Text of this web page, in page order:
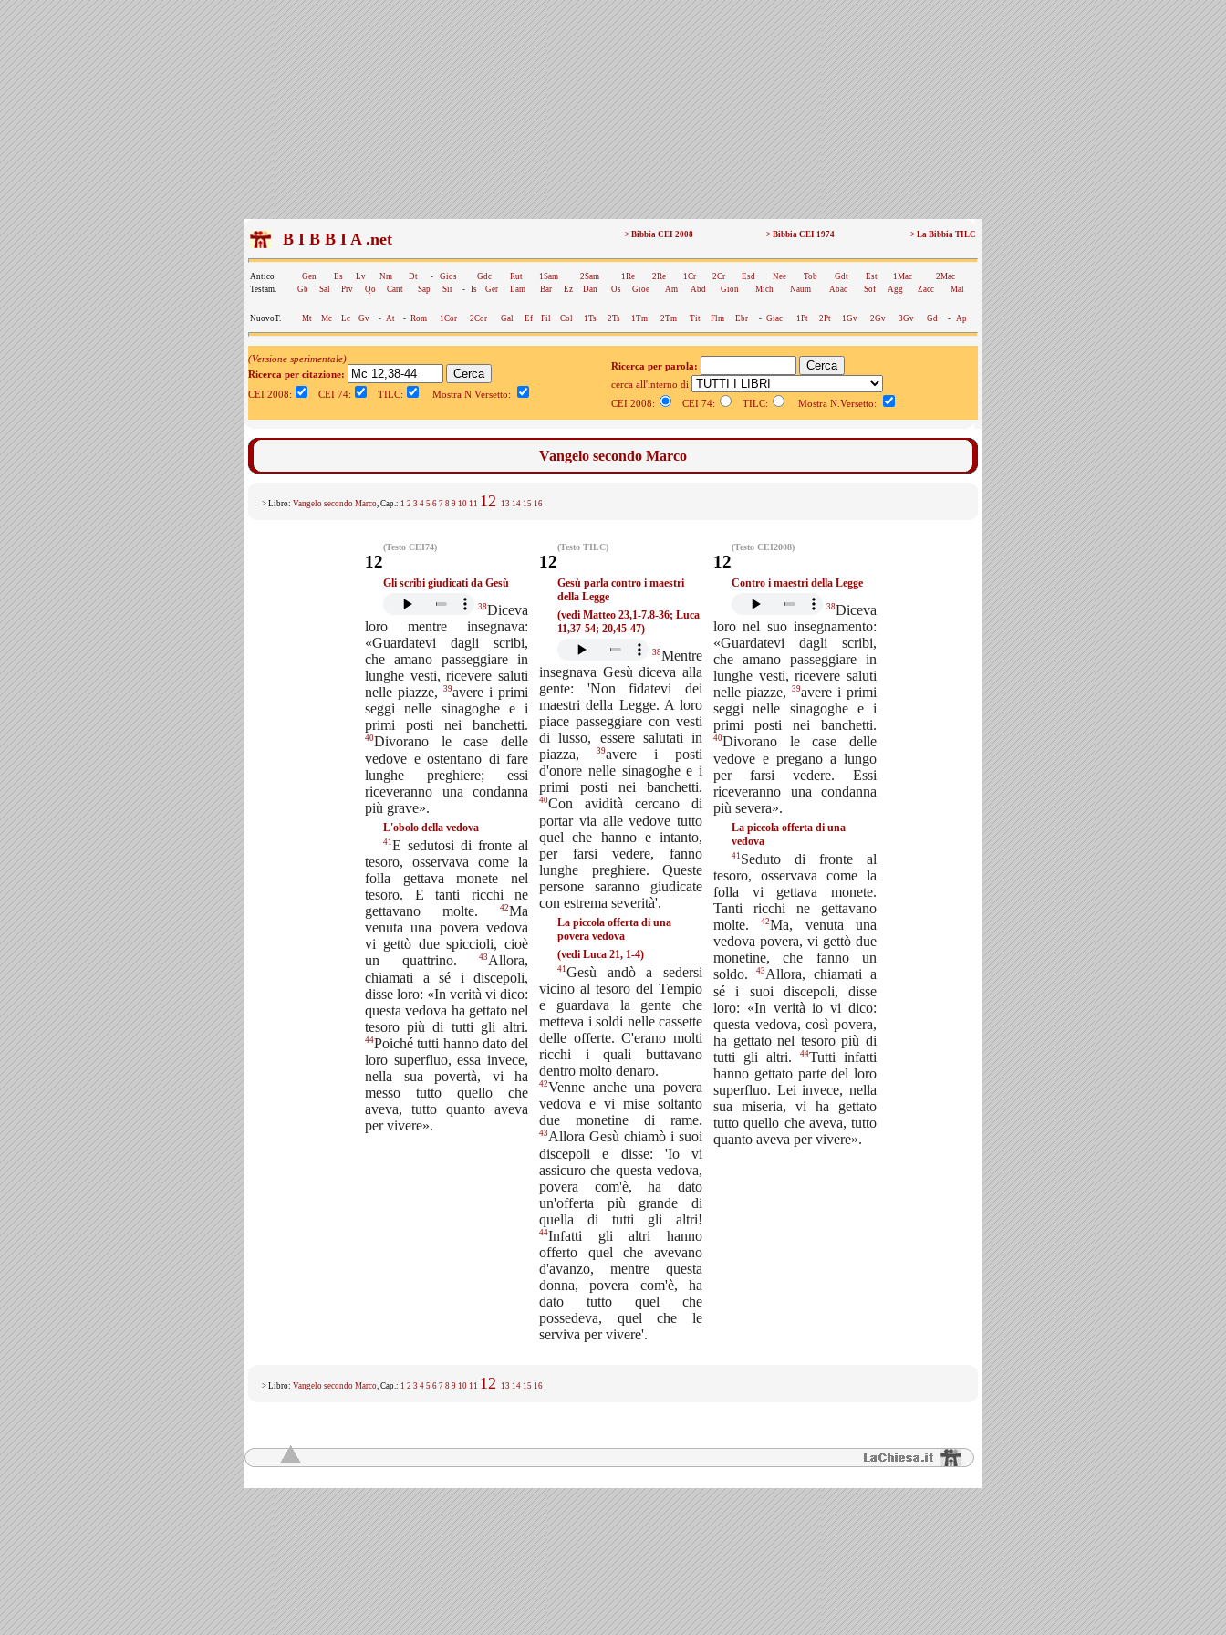
B I B B I A .net > Bibbia CEI 2008 > Bibbia CEI 1974 > La Bibbia TILC
Antico Gen Es Lv Nm Dt - Gios Gdc Rut 1Sam 2Sam 1Re 2Re 1Cr 2Cr Esd Nee Tob Gdt Est 1Mac
2Mac
Testam.
Gb Sal Prv Qo Cant Sap Sir - Is Ger Lam Bar Ez Dan Os Gioe Am Abd Gion Mich Naum Abac Sof Agg Zacc Mal
NuovoT. Mt Mc Lc Gv - At - Rom 1Cor 2Cor Gal Ef Fil Col 1Ts 2Ts 1Tm 2Tm Tit Flm Ebr - Giac 1Pt 2Pt 1Gv 2Gv 3Gv Gd - Ap
(Versione sperimentale)
Ricerca per citazione:
CEI 2008:
CEI 74: TILC: Mostra N.Versetto:
Ricerca per parola:
cerca all'interno di
CEI 2008:
CEI 74: TILC: Mostra N.Versetto:
Vangelo secondo Marco
> Libro: Vangelo secondo Marco, Cap.: 1 2 3 4 5 6 7 8 9 10 11 12 13 14 15 16
(Testo CEI74)
12
Gli scribi giudicati da Gesù
38Diceva
loro mentre insegnava:
«Guardatevi dagli scribi,
che amano passeggiare in
lunghe vesti, ricevere saluti
nelle piazze,
39avere i primi
seggi nelle sinagoghe e i
primi posti nei banchetti.
40Divorano le case delle
vedove e ostentano di fare
lunghe preghiere; essi
riceveranno una condanna
più grave».
L'obolo della vedova
41 E sedutosi di fronte al
tesoro, osservava come la
folla gettava monete nel
tesoro. E tanti ricchi ne
gettavano molte.
42Ma
venuta una povera vedova
vi gettò due spiccioli, cioè
un quattrino.
43Allora,
chiamati a sé i discepoli,
disse loro: «In verità vi dico:
questa vedova ha gettato nel
tesoro più di tutti gli altri.
44Poiché tutti hanno dato del
loro superfluo, essa invece,
nella sua povertà, vi ha
messo tutto quello che
aveva, tutto quanto aveva
per vivere».
(Testo TILC)
12
Gesù parla contro i maestri
della Legge
(vedi Matteo 23,1-7.8-36; Luca
11,37-54; 20,45-47)
38Mentre
insegnava Gesù diceva alla
gente: 'Non fidatevi dei
maestri della Legge. A loro
piace passeggiare con vesti
di lusso, essere salutati in
piazza,
39avere i posti
d'onore nelle sinagoghe e i
primi posti nei banchetti.
40Con avidità cercano di
portar via alle vedove tutto
quel che hanno e intanto,
per farsi vedere, fanno
lunghe preghiere. Queste
persone saranno giudicate
con estrema severità'.
La piccola offerta di una
povera vedova
(vedi Luca 21, 1-4)
41 Gesù andò a sedersi
vicino al tesoro del Tempio
e guardava la gente che
metteva i soldi nelle cassette
delle offerte. C'erano molti
ricchi i quali buttavano
dentro molto denaro.
42Venne anche una povera
vedova e vi mise soltanto
due monetine di rame.
43Allora Gesù chiamò i suoi
discepoli e disse: 'Io vi
assicuro che questa vedova,
povera com'è, ha dato
un'offerta più grande di
quella di tutti gli altri!
44Infatti gli altri hanno
offerto quel che avevano
d'avanzo, mentre questa
donna, povera com'è, ha
dato tutto quel che
possedeva, quel che le
serviva per vivere'.
(Testo CEI2008)
12
Contro i maestri della Legge
38Diceva
loro nel suo insegnamento:
«Guardatevi dagli scribi,
che amano passeggiare in
lunghe vesti, ricevere saluti
nelle piazze,
39avere i primi
seggi nelle sinagoghe e i
primi posti nei banchetti.
40Divorano le case delle
vedove e pregano a lungo
per farsi vedere. Essi
riceveranno una condanna
più severa».
La piccola offerta di una
vedova
41 Seduto di fronte al
tesoro, osservava come la
folla vi gettava monete.
Tanti ricchi ne gettavano
molte.42Ma, venuta una
vedova povera, vi gettò due
monetine, che fanno un
soldo.
43Allora, chiamati a
sé i suoi discepoli, disse
loro: «In verità io vi dico:
questa vedova, così povera,
ha gettato nel tesoro più di
tutti gli altri.
44Tutti infatti
hanno gettato parte del loro
superfluo. Lei invece, nella
sua miseria, vi ha gettato
tutto quello che aveva, tutto
quanto aveva per vivere».
> Libro: Vangelo secondo Marco, Cap.: 1 2 3 4 5 6 7 8 9 10 11 12 13 14 15 16